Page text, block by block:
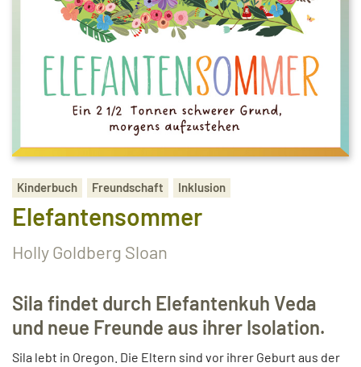
Kinderbuch Freundschaft Inklusion
Elefantensommer
Holly Goldberg Sloan
Sila findet durch Elefantenkuh Veda
und neue Freunde aus ihrer Isolation.
Sila lebt in Oregon. Die Eltern sind vor ihrer Geburt aus der